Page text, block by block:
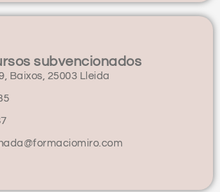
subvencionados
Baixos, 25003 Lleida